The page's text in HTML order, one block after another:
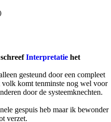
schreefInterpretatie het
gesteund door een compleet
volk komt tenminste nog wel voor
door de systeemknechten.
gespuis heb maar ik bewonder
verzet.